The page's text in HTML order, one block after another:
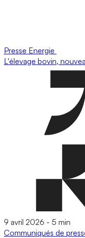
Presse Energie
L'élevage bovin,
9 avril 2026 - 5 min
Communiqués de